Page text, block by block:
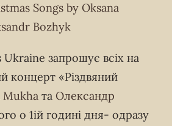
Songs by Oksana
Bozhyk
Ukraine запрошує всіх на
концерт «Різдвяний
Mukha та Олександр
о 1ій годині дня- одразу